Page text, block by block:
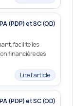
PA (PDP) et SC (OD)
facilite les
financière des
Lire l’article
PA (PDP) et SC (OD)